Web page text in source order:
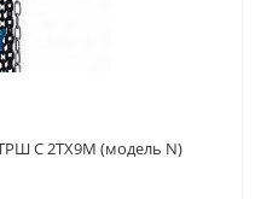
C 2ТХ9М (модель N)